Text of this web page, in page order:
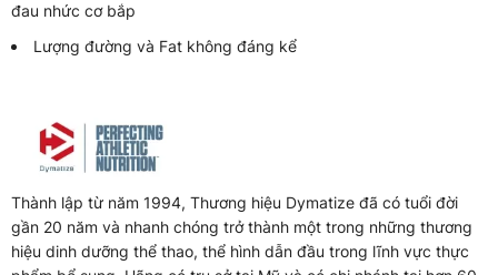
đau nhức cơ bắp
Lượng đường và Fat không đáng kể
Thành lập từ năm 1994, Thương hiệu Dymatize đã có tuổi đời
gần 20 năm và nhanh chóng trở thành một trong những thương
hiệu dinh dưỡng thể thao, thể hình dẫn đầu trong lĩnh vực thực